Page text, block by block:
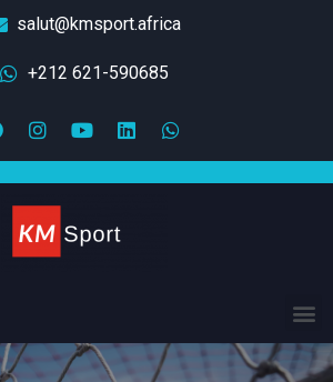
salut@kmsport.africa
+212 621-590685